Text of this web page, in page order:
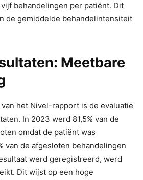
behandelingen per patiënt. Dit
de gemiddelde behandelintensiteit
Meetbare
het Nivel-rapport is de evaluatie
In 2023 werd 81,5% van de
omdat de patiënt was
van de afgesloten behandelingen
werd geregistreerd, werd
Dit wijst op een hoge